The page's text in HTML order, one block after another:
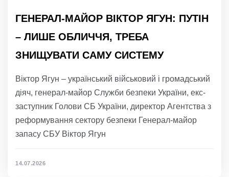
ГЕНЕРАЛ-МАЙОР ВІКТОР ЯГУН: ПУТІН
– ЛИШЕ ОБЛИЧЧЯ, ТРЕБА
ЗНИЩУВАТИ САМУ СИСТЕМУ
Віктор Ягун – український військовий і громадський
діяч, генерал-майор Служби безпеки України, екс-
заступник Голови СБ України, директор Агентства з
реформування сектору безпеки Генерал-майор
запасу СБУ Віктор Ягун
14.07.2026